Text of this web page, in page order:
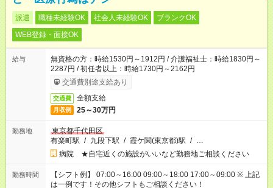
派遣 職種未経験OK 社会人未経験OK
ブランクOK
WEB登録・面接OK
給与
無資格の方：時給1530円～1912円 / 介護福祉士：時給1830円～
2287円 / 初任者以上：時給1730円～2162円
交通費別途支給あり
交通費 全額支給
月収例 25～30万円
勤務地
東京都千代田区
有楽町駅 / 九段下駅 / 霞ケ関(東京都)駅 / …
病院 ★自宅近くの施設がいいなど勤務地ご相談ください
勤務時間
【シフト例】 07:00～16:00 09:00～18:00 17:00～09:00 ※ 上記
は一例です！その他シフトもご相談ください！